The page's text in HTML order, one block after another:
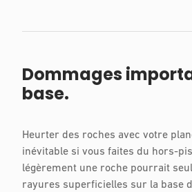
Dommages
base.
Heurter des roches avec votre
inévitable si vous faites du hors-
légèrement une roche pourrait
rayures superficielles sur la base